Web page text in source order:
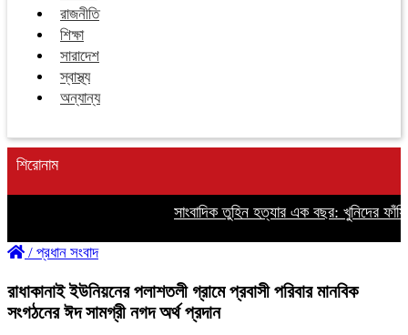
রাজনীতি
শিক্ষা
সারাদেশ
স্বাস্থ্য
অন্যান্য
শিরোনাম
সাংবাদিক তুহিন হত্যার এক বছর: খুনিদের
/ প্রধান সংবাদ
রাধাকানাই ইউনিয়নের পলাশতলী গ্রামে প্রবাসী পরিবার মানবিক
সংগঠনের ঈদ সামগ্রী নগদ অর্থ প্রদান